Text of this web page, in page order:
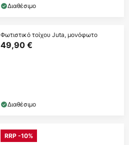
Διαθέσιμο
Φωτιστικό τοίχου Juta, μονόφωτο
49,90 €
Διαθέσιμο
RRP -10%